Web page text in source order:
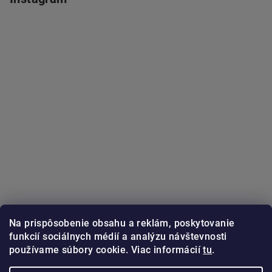
Na prispôsobenie obsahu a reklám, poskytovanie
funkcií sociálnych médií a analýzu návštevnosti
používame súbory cookie. Viac informáciítu.